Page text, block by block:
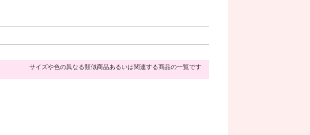
サイズや色の異なる類似商品あるいは関連する商品の一覧です